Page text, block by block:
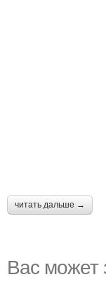
читать дальше →
Вас может